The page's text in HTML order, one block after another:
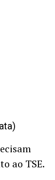
ao TSE.